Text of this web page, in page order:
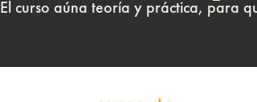
El curso aúna teoría y práctica, para